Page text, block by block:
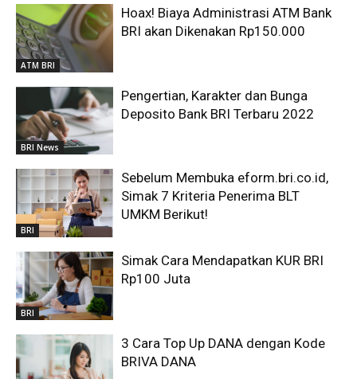
ATM BRI
Hoax! Biaya Administrasi ATM Bank
BRI akan Dikenakan Rp150.000
BRI News
Pengertian, Karakter dan Bunga
Deposito Bank BRI Terbaru 2022
BRI
Sebelum Membuka eform.bri.co.id,
Simak 7 Kriteria Penerima BLT
UMKM Berikut!
BRI
Simak Cara Mendapatkan KUR BRI
Rp100 Juta
3 Cara Top Up DANA dengan Kode
BRIVA DANA